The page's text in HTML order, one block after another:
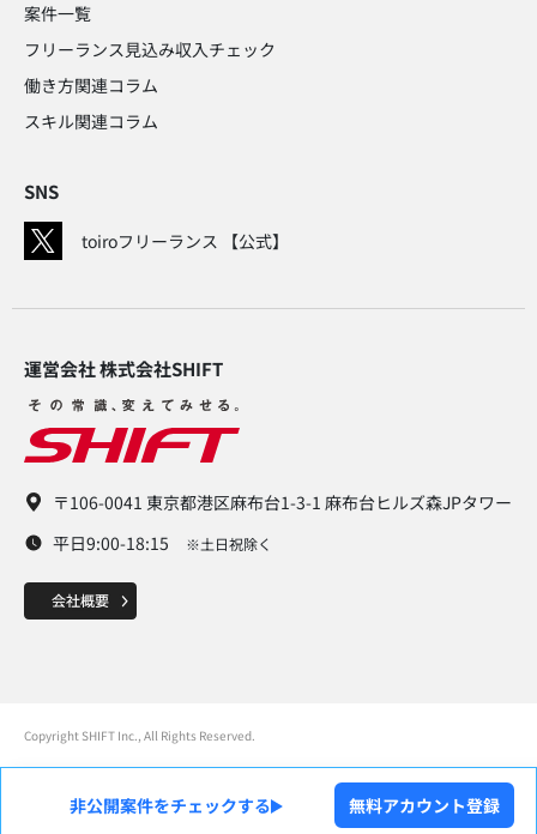
案件一覧
フリーランス見込み収入チェック​
働き方関連コラム​
スキル関連コラム​
SNS
toiroフリーランス 【公式】
運営会社 株式会社SHIFT​
〒106-0041 東京都港区麻布台1-3-1 麻布台ヒルズ森JPタワー
平日9:00-18:15
※土日祝除く
Copyright SHIFT Inc., All Rights Reserved.
非公開案件をチェックする 無料アカウント登録